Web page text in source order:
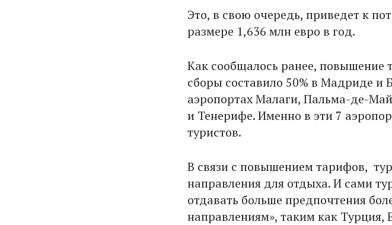
Это, в свою очередь, приведет к
размере 1,636 млн евро в год.
Как сообщалось ранее, повышение
сборы составило 50% в Мадриде и
аэропортах Малаги, Пальма-де-
и Тенерифе. Именно в эти 7
туристов.
В связи с повышением тарифов,
направления для отдыха. И сами
отдавать больше предпочтения
направлениям», таким как Турция,